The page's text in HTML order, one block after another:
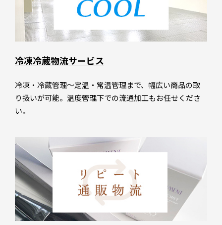
冷凍冷蔵物流サービス
冷凍・冷蔵管理～定温・常温管理まで、幅広い商品の取
り扱いが可能。温度管理下での流通加工もお任せくださ
い。